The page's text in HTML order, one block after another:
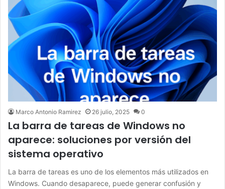
Marco Antonio Ramirez 26 julio, 2025 0
La barra de tareas de Windows no
aparece: soluciones por versión del
sistema operativo
La barra de tareas es uno de los elementos más utilizados en
Windows. Cuando desaparece, puede generar confusión y